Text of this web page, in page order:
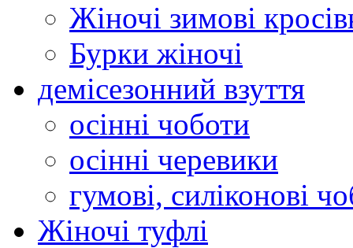
Жіночі зимові
Бурки жіночі
демісезонний взуття
осінні чоботи
осінні черевики
гумові, силіконові
Жіночі туфлі